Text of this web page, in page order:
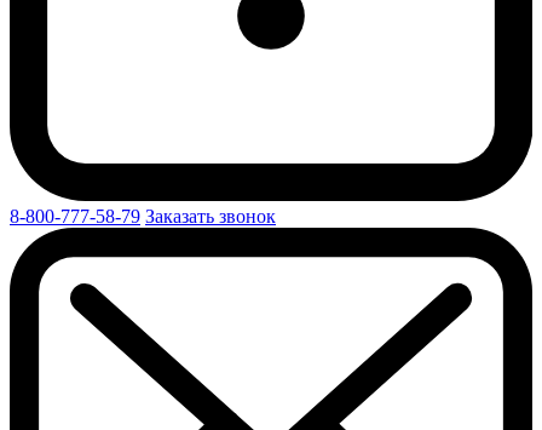
8-800-777-58-79 Заказать звонок